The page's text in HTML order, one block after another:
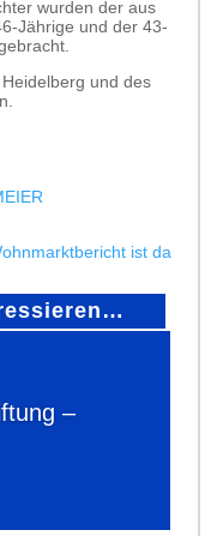
wurden der aus
Jährige und der 43-
und des
–